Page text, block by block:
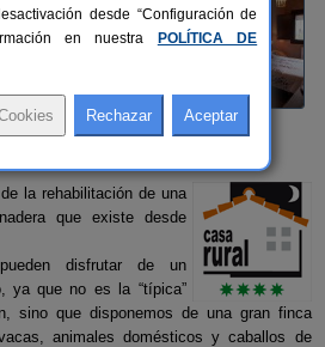
la rehabilitación de una
que existe desde
disfrutar de un
ya que no es la “típica”
sino que disponemos de una gran finca
animales domésticos y caballos de
desde “Configuración de
en nuestra
POLÍTICA DE